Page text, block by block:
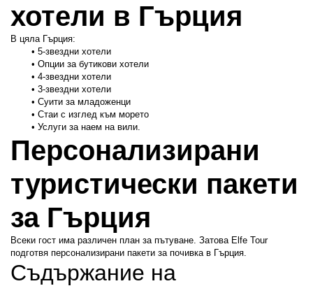
хотели в Гърция
В цяла Гърция:
5-звездни хотели
Опции за бутикови хотели
4-звездни хотели
3-звездни хотели
Суити за младоженци
Стаи с изглед към морето
Услуги за наем на вили.
Персонализирани
туристически пакети
за Гърция
Всеки гост има различен план за пътуване. Затова Elfe Tour
подготвя персонализирани пакети за почивка в Гърция.
Съдържание на